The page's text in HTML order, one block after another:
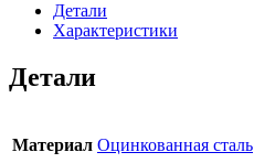
Детали
Характеристики
Детали
Материал Оцинкованная сталь